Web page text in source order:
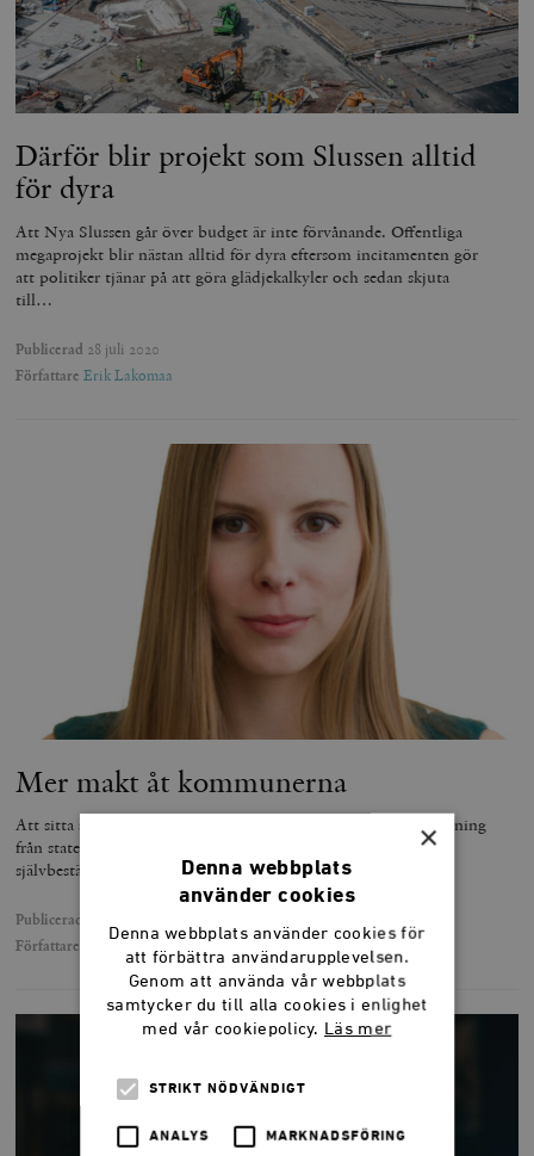
Därför blir projekt som Slussen alltid
för dyra
Att Nya Slussen går över budget är inte förvånande. Offentliga
megaprojekt blir nästan alltid för dyra eftersom incitamenten gör
att politiker tjänar på att göra glädjekalkyler och sedan skjuta
till…
Publicerad 28 juli 2020
Författare Erik Lakomaa
Mer makt åt kommunerna
Att sitta som kommunpolitiker och försöka hantera detaljstyrning
från staten kan vara frustrerande. Men ropar vi efter mer
självbestämmande måste vi också ta ansvaret som följer.
Publicerad
Författare Hanna Wagenius
×
Denna webbplats
använder cookies
Denna webbplats använder cookies för
att förbättra användarupplevelsen.
Genom att använda vår webbplats
samtycker du till alla cookies i enlighet
med vår cookiepolicy. Läs mer
STRIKT NÖDVÄNDIGT
ANALYS MARKNADSFÖRING